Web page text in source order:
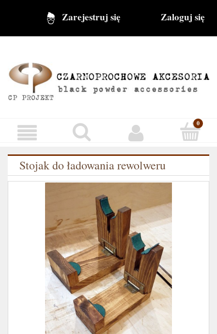
Zarejestruj się Zaloguj się
Stojak do ładowania rewolweru